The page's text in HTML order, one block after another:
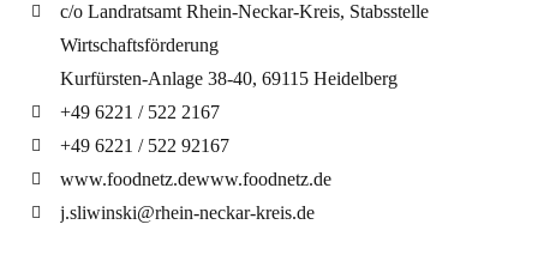
c/o Landratsamt Rhein-Neckar-Kreis, Stabsstelle
Wirtschaftsförderung
Kurfürsten-Anlage 38-40, 69115 Heidelberg
+49 6221 / 522 2167
+49 6221 / 522 92167
www.foodnetz.dewww.foodnetz.de
j.sliwinski@rhein-neckar-kreis.de